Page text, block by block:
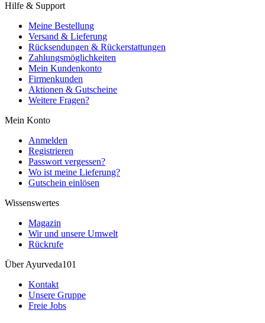
Hilfe & Support
Meine Bestellung
Versand & Lieferung
Rücksendungen & Rückerstattungen
Zahlungsmöglichkeiten
Mein Kundenkonto
Firmenkunden
Aktionen & Gutscheine
Weitere Fragen?
Mein Konto
Anmelden
Registrieren
Passwort vergessen?
Wo ist meine Lieferung?
Gutschein einlösen
Wissenswertes
Magazin
Wir und unsere Umwelt
Rückrufe
Über Ayurveda101
Kontakt
Unsere Gruppe
Freie Jobs